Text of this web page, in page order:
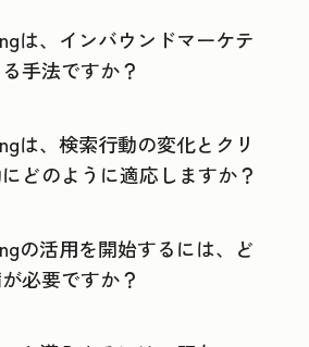
は、インバウンドマーケテ
手法ですか？
は、検索行動の変化とクリ
どのように適応しますか？
の活用を開始するには、ど
必要ですか？